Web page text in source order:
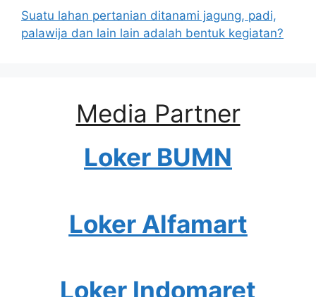
Suatu lahan pertanian ditanami jagung, padi,
palawija dan lain lain adalah bentuk kegiatan?
Media Partner
Loker BUMN
Loker Alfamart
Loker Indomaret